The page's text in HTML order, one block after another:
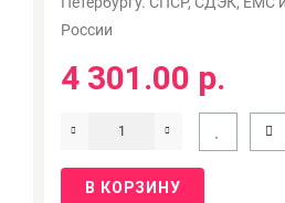
России
4 301.00 р.
В КОРЗИНУ